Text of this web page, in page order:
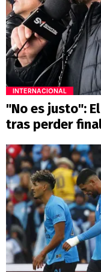
INTERNACIONAL
"No es justo":
tras perder